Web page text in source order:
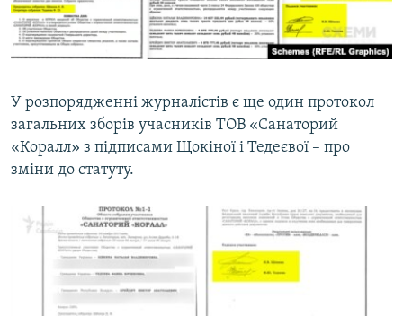
У розпорядженні журналістів є ще один протокол
загальних зборів учасників ТОВ «Санаторий
«Коралл» з підписами Щокіної і Тедеєвої – про
зміни до статуту.